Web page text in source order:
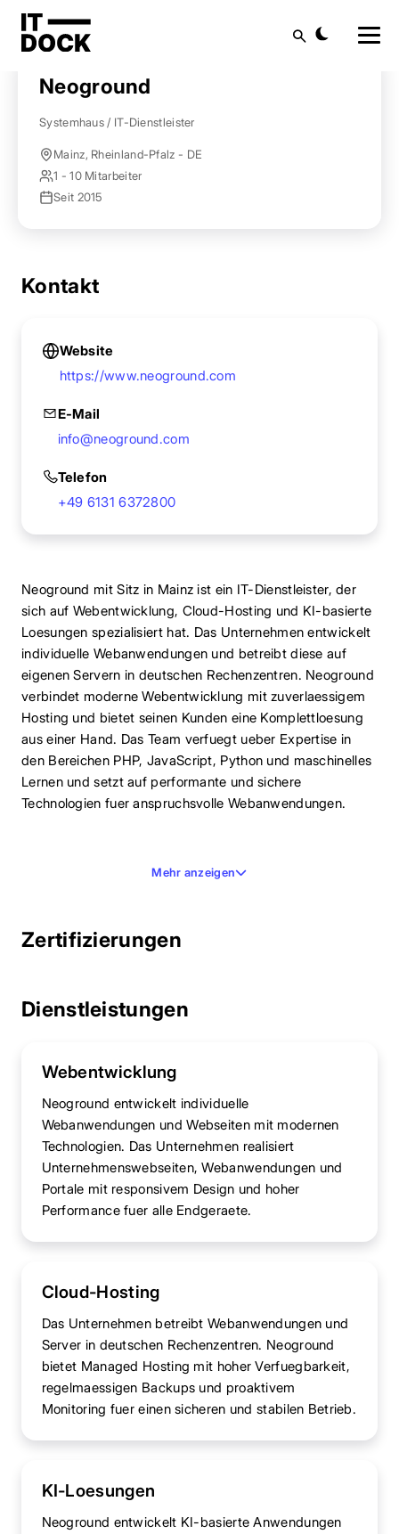
Startseite Anbieter finden
Neoground
Systemhaus / IT-Dienstleister
Mainz, Rheinland-Pfalz - DE
1 - 10 Mitarbeiter
Seit 2015
Kontakt
Website
https://www.neoground.com
E-Mail
info@neoground.com
Telefon
+49 6131 6372800
Neoground mit Sitz in Mainz ist ein IT-Dienstleister, der
sich auf Webentwicklung, Cloud-Hosting und KI-basierte
Loesungen spezialisiert hat. Das Unternehmen entwickelt
individuelle Webanwendungen und betreibt diese auf
eigenen Servern in deutschen Rechenzentren. Neoground
verbindet moderne Webentwicklung mit zuverlaessigem
Hosting und bietet seinen Kunden eine Komplettloesung
aus einer Hand. Das Team verfuegt ueber Expertise in
den Bereichen PHP, JavaScript, Python und maschinelles
Lernen und setzt auf performante und sichere
Technologien fuer anspruchsvolle Webanwendungen.
Mehr anzeigen
Zertifizierungen
Dienstleistungen
Webentwicklung
Neoground entwickelt individuelle
Webanwendungen und Webseiten mit modernen
Technologien. Das Unternehmen realisiert
Unternehmenswebseiten, Webanwendungen und
Portale mit responsivem Design und hoher
Performance fuer alle Endgeraete.
Cloud-Hosting
Das Unternehmen betreibt Webanwendungen und
Server in deutschen Rechenzentren. Neoground
bietet Managed Hosting mit hoher Verfuegbarkeit,
regelmaessigen Backups und proaktivem
Monitoring fuer einen sicheren und stabilen Betrieb.
KI-Loesungen
Neoground entwickelt KI-basierte Anwendungen